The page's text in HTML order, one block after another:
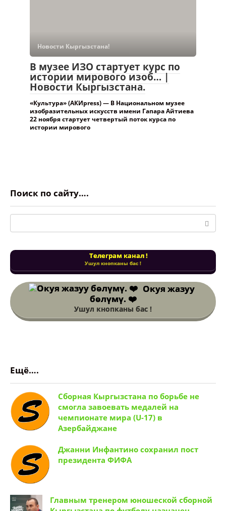
Новости Кыргызстана!
В музее ИЗО стартует курс по
истории мирового изоб… |
Новости Кыргызстана.
«Культура» (АКИpress) — В Национальном музее
изобразительных искусств имени Гапара Айтиева
22 ноября стартует четвертый поток курса по
истории мирового
Поиск по сайту….
Поиск:
Телеграм канал !
Ушул кнопканы бас !
Окуя жазуу
бөлүмү. ❤️
Ушул кнопканы бас !
Ещё….
Сборная Кыргызстана по борьбе не
смогла завоевать медалей на
чемпионате мира (U-17) в
Азербайджане
Джанни Инфантино сохранил пост
президента ФИФА
Главным тренером юношеской сборной